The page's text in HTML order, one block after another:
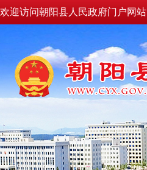
欢迎访问朝阳县人民政府门户网站